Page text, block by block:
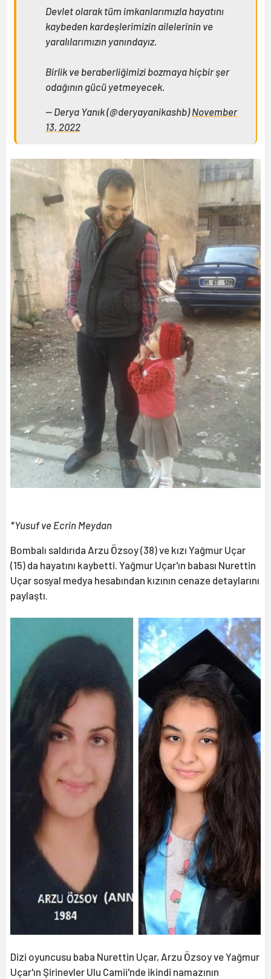
Devlet olarak tüm imkanlarımızla hayatını
kaybeden kardeşlerimizin ailelerinin ve
yaralılarımızın yanındayız.
Birlik ve beraberliğimizi bozmaya hiçbir şer
odağının gücü yetmeyecek.
— Derya Yanık (@deryayanikashb)November
13, 2022
*Yusuf ve Ecrin Meydan
Bombalı saldırıda Arzu Özsoy (38) ve kızı Yağmur Uçar
(15) da hayatını kaybetti. Yağmur Uçar'ın babası Nurettin
Uçar sosyal medya hesabından kızının cenaze detaylarını
paylaştı.
Dizi oyuncusu baba Nurettin Uçar, Arzu Özsoy ve Yağmur
Uçar'ın Şirinevler Ulu Camii'nde ikindi namazının